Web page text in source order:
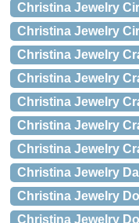
Christina Jewelry
Christina Jewelry
Christina Jewelry
Christina Jewelry
Christina Jewelry
Christina Jewelry
Christina Jewelry
Christina Jewelry
Christina Jewelry
Christina Jewelry